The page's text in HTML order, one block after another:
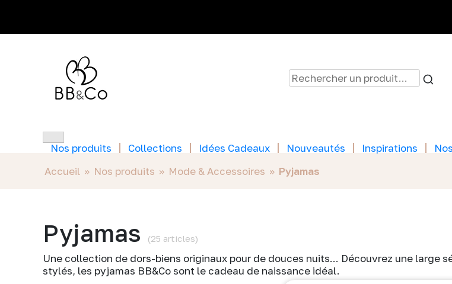
Nos produits Collections Idées Cadeaux Nouveautés Inspirations
Accueil » Nos produits » Mode & Accessoires » Pyjamas
Pyjamas (25 articles)
Une collection de dors-biens originaux pour de douces nuits... Découvrez une large
stylés, les pyjamas BB&Co sont le cadeau de naissance idéal.